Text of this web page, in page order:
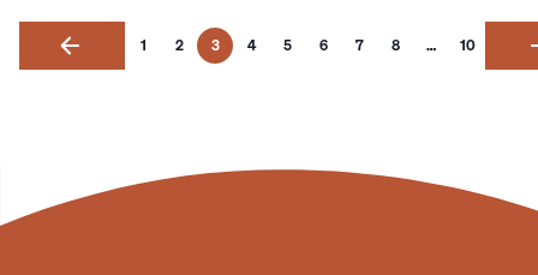
1 2 3 4 5 6 7 8 … 10